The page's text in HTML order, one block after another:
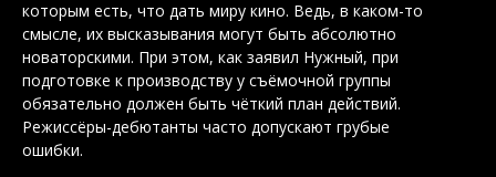
которым есть, что дать миру кино. Ведь, в каком-то
смысле, их высказывания могут быть абсолютно
новаторскими. При этом, как заявил Нужный, при
подготовке к производству у съёмочной группы
обязательно должен быть чёткий план действий.
Режиссёры-дебютанты часто допускают грубые
ошибки.